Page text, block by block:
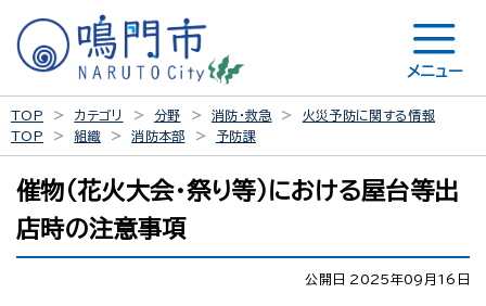
メニュー
TOP カテゴリ 分野 消防・救急
火災予防に関する情報
TOP
組織 消防本部 予防課
催物（花火大会・祭り等）における屋台等出
店時の注意事項
公開日 2025年09月16日